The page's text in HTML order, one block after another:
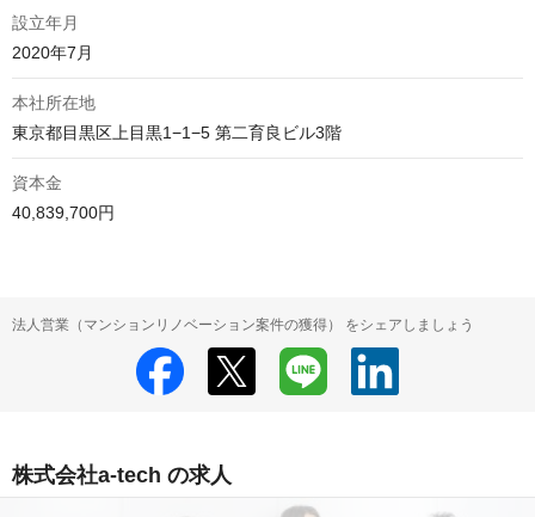
設立年月
2020年7月
本社所在地
東京都目黒区上目黒1−1−5 第二育良ビル3階
資本金
40,839,700円
法人営業（マンションリノベーション案件の獲得） をシェアしましょう
株式会社a-tech の求人